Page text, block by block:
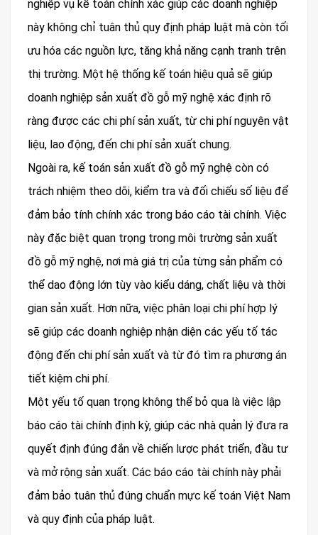
nghiệp vụ kế toán chính xác giúp các doanh nghiệp
này không chỉ tuân thủ quy định pháp luật mà còn tối
ưu hóa các nguồn lực, tăng khả năng cạnh tranh trên
thị trường. Một hệ thống kế toán hiệu quả sẽ giúp
doanh nghiệp sản xuất đồ gỗ mỹ nghệ xác định rõ
ràng được các chi phí sản xuất, từ chi phí nguyên vật
liệu, lao động, đến chi phí sản xuất chung.
Ngoài ra, kế toán sản xuất đồ gỗ mỹ nghệ còn có
trách nhiệm theo dõi, kiểm tra và đối chiếu số liệu để
đảm bảo tính chính xác trong báo cáo tài chính. Việc
này đặc biệt quan trọng trong môi trường sản xuất
đồ gỗ mỹ nghệ, nơi mà giá trị của từng sản phẩm có
thể dao động lớn tùy vào kiểu dáng, chất liệu và thời
gian sản xuất. Hơn nữa, việc phân loại chi phí hợp lý
sẽ giúp các doanh nghiệp nhận diện các yếu tố tác
động đến chi phí sản xuất và từ đó tìm ra phương án
tiết kiệm chi phí.
Một yếu tố quan trọng không thể bỏ qua là việc lập
báo cáo tài chính định kỳ, giúp các nhà quản lý đưa ra
quyết định đúng đắn về chiến lược phát triển, đầu tư
và mở rộng sản xuất. Các báo cáo tài chính này phải
đảm bảo tuân thủ đúng chuẩn mực kế toán Việt Nam
và quy định của pháp luật.